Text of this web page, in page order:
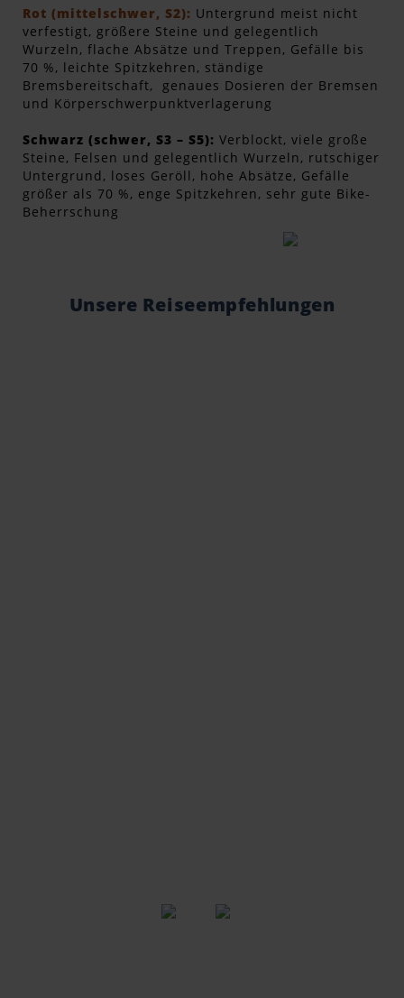
Rot (mittelschwer, S2): Untergrund meist nicht
verfestigt, größere Steine und gelegentlich
Wurzeln, flache Absätze und Treppen, Gefälle bis
70 %, leichte Spitzkehren, ständige
Bremsbereitschaft, genaues Dosieren der Bremsen
und Körperschwerpunktverlagerung
Schwarz (schwer, S3 – S5): Verblockt, viele große
Steine, Felsen und gelegentlich Wurzeln, rutschiger
Untergrund, loses Geröll, hohe Absätze, Gefälle
größer als 70 %, enge Spitzkehren, sehr gute Bike-
Beherrschung
Unsere Reiseempfehlungen